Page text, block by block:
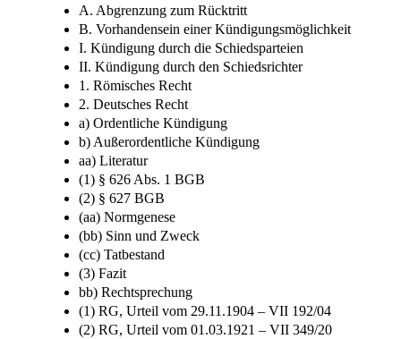
A. Abgrenzung zum Rücktritt
B. Vorhandensein einer Kündigungsmöglichkeit
I. Kündigung durch die Schiedsparteien
II. Kündigung durch den Schiedsrichter
1. Römisches Recht
2. Deutsches Recht
a) Ordentliche Kündigung
b) Außerordentliche Kündigung
aa) Literatur
(1) § 626 Abs. 1 BGB
(2) § 627 BGB
(aa) Normgenese
(bb) Sinn und Zweck
(cc) Tatbestand
(3) Fazit
bb) Rechtsprechung
(1) RG, Urteil vom 29.11.1904 – VII 192/04
(2) RG, Urteil vom 01.03.1921 – VII 349/20